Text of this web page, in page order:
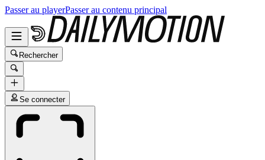
Passer au playerPasser au contenu principal
Rechercher
Se connecter